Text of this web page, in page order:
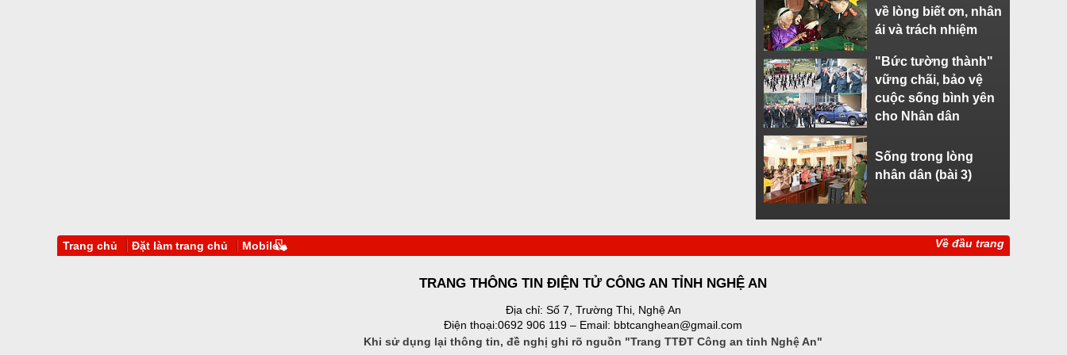
về lòng biết ơn, nhân
ái và trách nhiệm
"Bức tường thành"
vững chãi, bảo vệ
cuộc sống bình yên
cho Nhân dân
Sống trong lòng
nhân dân (bài 3)
Trang chủ Đặt làm trang chủ Mobile Về đầu trang
TRANG THÔNG TIN ĐIỆN TỬ CÔNG AN TỈNH NGHỆ AN
Địa chỉ: Số 7, Trường Thi, Nghệ An
Điện thoại:0692 906 119 – Email: bbtcanghean@gmail.com
Khi sử dụng lại thông tin, đề nghị ghi rõ nguồn "Trang TTĐT Công an tỉnh Nghệ An"